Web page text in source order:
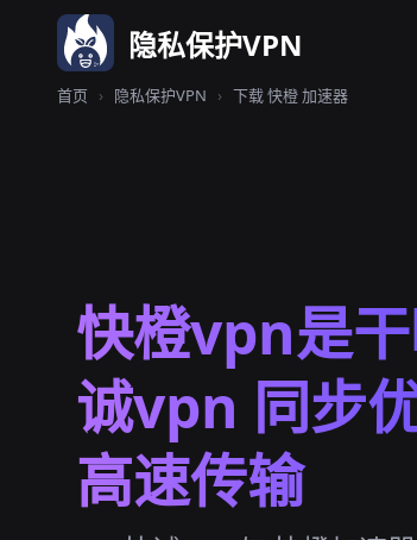
隐私保护VPN
首页 › 隐私保护VPN › 下载 快橙 加速器
快橙vpn是
诚vpn 同步
高速传输